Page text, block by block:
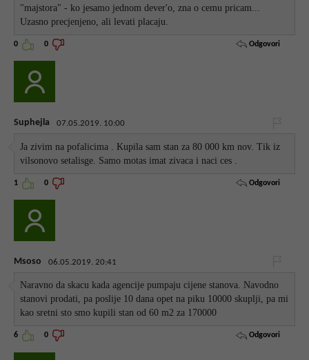
"majstora" - ko jesamo jednom dever'o, zna o cemu pricam...
Uzasno precjenjeno, ali levati placaju.
0 0 Odgovori
Suphejla 07.05.2019. 10:00
Ja zivim na pofalicima . Kupila sam stan za 80 000 km nov. Tik iz
vilsonovo setalisge. Samo motas imat zivaca i naci ces .
1 0 Odgovori
Msoso 06.05.2019. 20:41
Naravno da skacu kada agencije pumpaju cijene stanova. Navodno
stanovi prodati, pa poslije 10 dana opet na piku 10000 skuplji, pa mi
kao sretni sto smo kupili stan od 60 m2 za 170000
6 0 Odgovori